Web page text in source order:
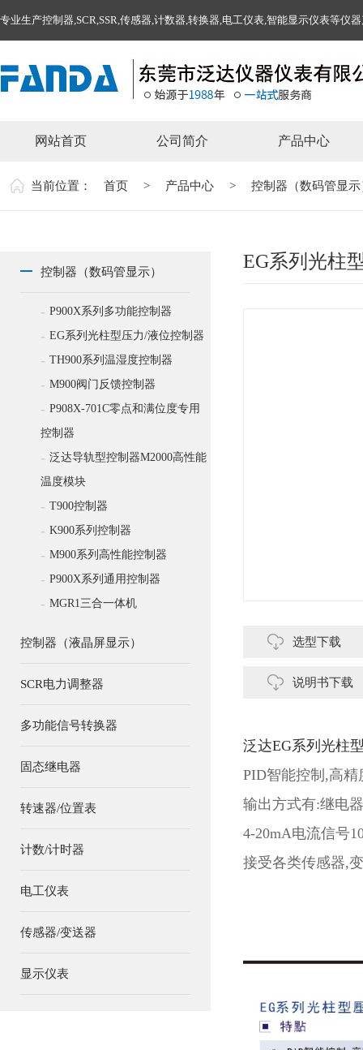
专业生产控制器,SCR,SSR,传感器,计数器,转换器,电工仪表,智能显示仪表等仪
网站首页 公司简介 产品中心
当前位置： 首页 > 产品中心 > 控制器（数码管显示
控制器（数码管显示）
- P900X系列多功能控制器
- EG系列光柱型压力/液位控制器
- TH900系列温湿度控制器
- M900阀门反馈控制器
- P908X-701C零点和满位度专用
控制器
- 泛达导轨型控制器M2000高性能
温度模块
- T900控制器
- K900系列控制器
- M900系列高性能控制器
- P900X系列通用控制器
- MGR1三合一体机
控制器（液晶屏显示）
SCR电力调整器
多功能信号转换器
固态继电器
转速器/位置表
计数/计时器
电工仪表
传感器/变送器
显示仪表
EG系列光柱
选型下载
说明书下载
泛达EG系列光柱
PID智能控制,高精
输出方式有:继电
4-20mA电流信号
接受各类传感器,